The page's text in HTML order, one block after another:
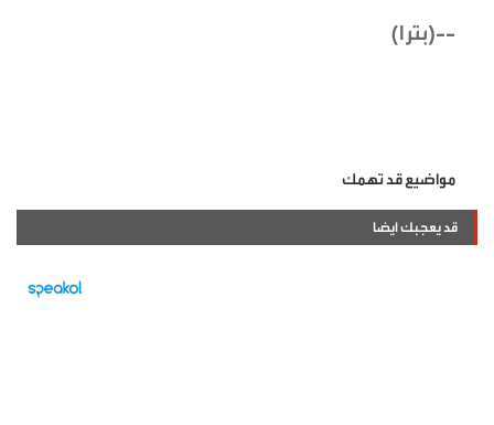
--(بترا)
مواضيع قد تهمك
قد يعجبك ايضا